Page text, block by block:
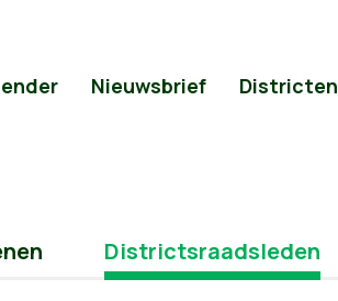
Nieuwsbrief Districten
Districtsraadsleden